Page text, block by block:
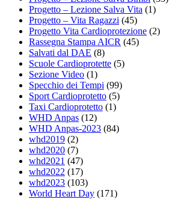
Progetto – Lezione Salva Vita (1)
Progetto – Vita Ragazzi (45)
Progetto Vita Cardioprotezione (2)
Rassegna Stampa AICR (45)
Salvati dal DAE (8)
Scuole Cardioprotette (5)
Sezione Video (1)
Specchio dei Tempi (99)
Sport Cardioprotetto (5)
Taxi Cardioprotetto (1)
WHD Anpas (12)
WHD Anpas-2023 (84)
whd2019 (2)
whd2020 (7)
whd2021 (47)
whd2022 (17)
whd2023 (103)
World Heart Day (171)